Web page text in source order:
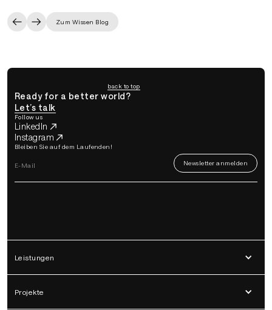
Zum Wissen Blog
back to top
Ready for a better world?
Let’s talk
Follow us
LinkedIn
Instagram
Bleiben Sie auf dem Laufenden!
Leistungen
Projekte